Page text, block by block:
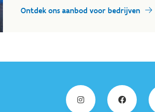
Ontdek ons aanbod voor bedrijven